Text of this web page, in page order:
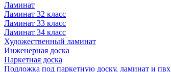
Ламинат
Ламинат 32 класс
Ламинат 33 класс
Ламинат 34 класс
Художественный ламинат
Инженерная доска
Паркетная доска
Подложка под паркетную доску, ламинат и пвх